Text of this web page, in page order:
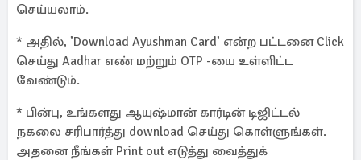
செய்யலாம்.
* அதில், ’Download Ayushman Card’ என்ற பட்டனை Click
செய்து Aadhar எண் மற்றும் OTP -யை உள்ளிட்ட
வேண்டும்.
* பின்பு, உங்களது ஆயுஷ்மான் கார்டின் டிஜிட்டல்
நகலை சரிபார்த்து download செய்து கொள்ளுங்கள்.
அதனை நீங்கள் Print out எடுத்து வைத்துக்